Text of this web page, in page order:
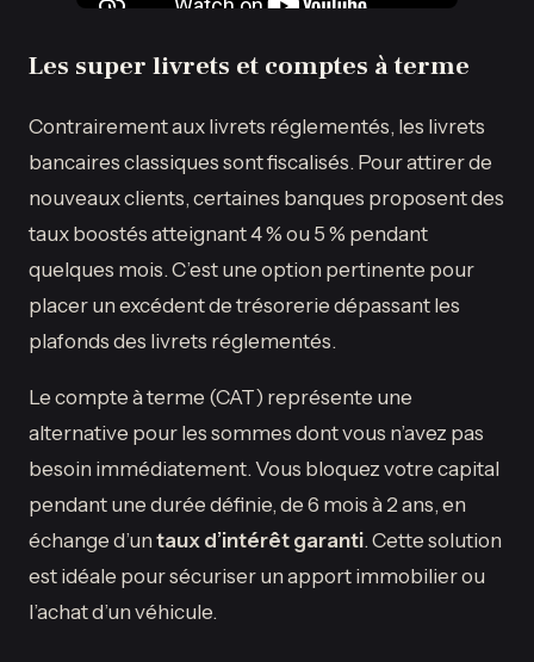
Les super livrets et comptes à terme
Contrairement aux livrets réglementés, les livrets
bancaires classiques sont fiscalisés. Pour attirer de
nouveaux clients, certaines banques proposent des
taux boostés atteignant 4 % ou 5 % pendant
quelques mois. C’est une option pertinente pour
placer un excédent de trésorerie dépassant les
plafonds des livrets réglementés.
Le compte à terme (CAT) représente une
alternative pour les sommes dont vous n’avez pas
besoin immédiatement. Vous bloquez votre capital
pendant une durée définie, de 6 mois à 2 ans, en
échange d’untaux d’intérêt garanti. Cette solution
est idéale pour sécuriser un apport immobilier ou
l’achat d’un véhicule.